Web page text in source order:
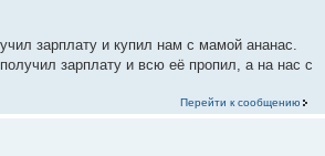
зарплату и купил нам с мамой ананас.
зарплату и всю её пропил, а на нас с
Перейти к сообщению